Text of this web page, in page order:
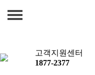
인사말
BTPKOREA
공지사항
고객지원센터
1877-2377